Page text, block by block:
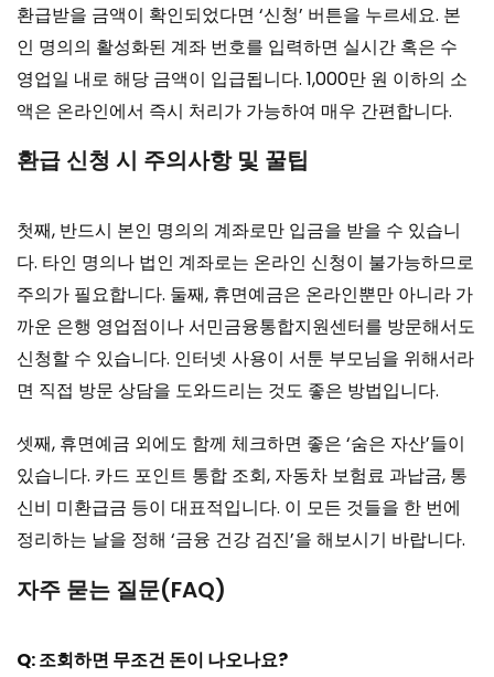
환급받을 금액이 확인되었다면 ‘신청’ 버튼을 누르세요. 본
인 명의의 활성화된 계좌 번호를 입력하면 실시간 혹은 수
영업일 내로 해당 금액이 입급됩니다. 1,000만 원 이하의 소
액은 온라인에서 즉시 처리가 가능하여 매우 간편합니다.
환급 신청 시 주의사항 및 꿀팁
첫째, 반드시 본인 명의의 계좌로만 입금을 받을 수 있습니
다. 타인 명의나 법인 계좌로는 온라인 신청이 불가능하므로
주의가 필요합니다. 둘째, 휴면예금은 온라인뿐만 아니라 가
까운 은행 영업점이나 서민금융통합지원센터를 방문해서도
신청할 수 있습니다. 인터넷 사용이 서툰 부모님을 위해서라
면 직접 방문 상담을 도와드리는 것도 좋은 방법입니다.
셋째, 휴면예금 외에도 함께 체크하면 좋은 ‘숨은 자산’들이
있습니다. 카드 포인트 통합 조회, 자동차 보험료 과납금, 통
신비 미환급금 등이 대표적입니다. 이 모든 것들을 한 번에
정리하는 날을 정해 ‘금융 건강 검진’을 해보시기 바랍니다.
자주 묻는 질문(FAQ)
Q: 조회하면 무조건 돈이 나오나요?